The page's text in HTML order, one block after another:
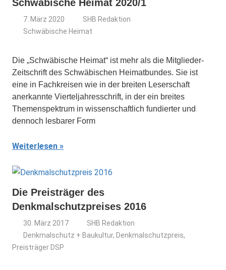
Schwäbische Heimat 2020/1
7. März 2020
SHB Redaktion
Schwäbische Heimat
Die „Schwäbische Heimat“ ist mehr als die Mitglieder-
Zeitschrift des Schwäbischen Heimatbundes. Sie ist
eine in Fachkreisen wie in der breiten Leserschaft
anerkannte Vierteljahresschrift, in der ein breites
Themenspektrum in wissenschaftlich fundierter und
dennoch lesbarer Form
Weiterlesen
Die Preisträger des
Denkmalschutzpreises 2016
30. März 2017
SHB Redaktion
Denkmalschutz + Baukultur, Denkmalschutzpreis,
Preisträger DSP